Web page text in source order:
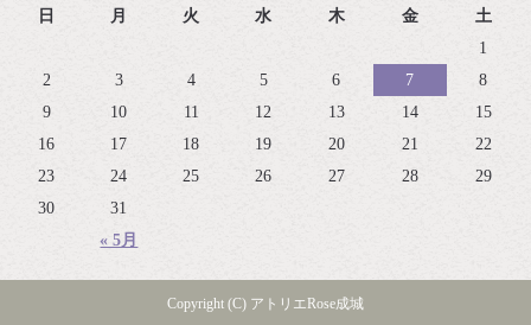
日 月 火 水 木 金 土
« 5月
1
2
3 4 5 6 7
8
9
10 11 12 13 14
15
16
17 18 19 20 21
22
23
24 25 26 27 28
29
30
31
Copyright (C) アトリエRose成城